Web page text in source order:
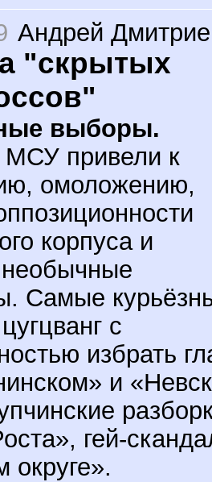
Андрей
"скрытых
выборы.
привели к
омоложению,
корпуса и
Самые
с
избрать
и
гей-
округе».